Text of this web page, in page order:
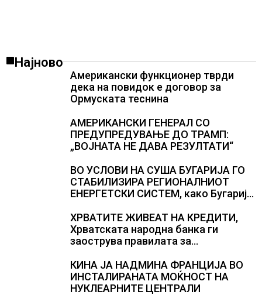
Најново
Американски функционер тврди
дека на повидок е договор за
Ормуската теснина
АМЕРИКАНСКИ ГЕНЕРАЛ СО
ПРЕДУПРЕДУВАЊЕ ДО ТРАМП:
„ВОЈНАТА НЕ ДАВА РЕЗУЛТАТИ“
ВО УСЛОВИ НА СУША БУГАРИЈА ГО
СТАБИЛИЗИРА РЕГИОНАЛНИОТ
ЕНЕРГЕТСКИ СИСТЕМ, како Бугарија
складирање на енергија од батерии
ХРВАТИТЕ ЖИВЕАТ НА КРЕДИТИ,
Хрватската народна банка ги
заострува правилата за
зголемени ризици во финансискиот
систем
КИНА ЈА НАДМИНА ФРАНЦИЈА ВО
ИНСТАЛИРАНАТА МОЌНОСТ НА
НУКЛЕАРНИТЕ ЦЕНТРАЛИ